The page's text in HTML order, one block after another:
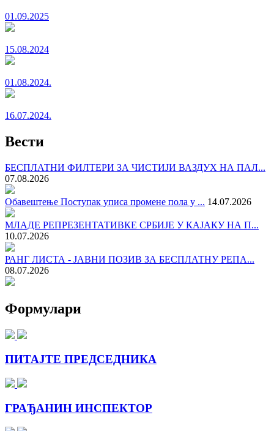
01.09.2025
15.08.2024
01.08.2024.
16.07.2024.
Вести
БЕСПЛАТНИ ФИЛТЕРИ ЗА ЧИСТИЈИ ВАЗДУХ НА ПАЛ...
07.08.2026
Обавештење Поступак уписа промене пола у ... 14.07.2026
МЛАДЕ РЕПРЕЗЕНТАТИВКЕ СРБИЈЕ У КАЈАКУ НА П...
10.07.2026
РАНГ ЛИСТА - ЈАВНИ ПОЗИВ ЗА БЕСПЛАТНУ РЕПА...
08.07.2026
Формулари
ПИТАЈТЕ ПРЕДСЕДНИКА
ГРАЂАНИН ИНСПЕКТОР